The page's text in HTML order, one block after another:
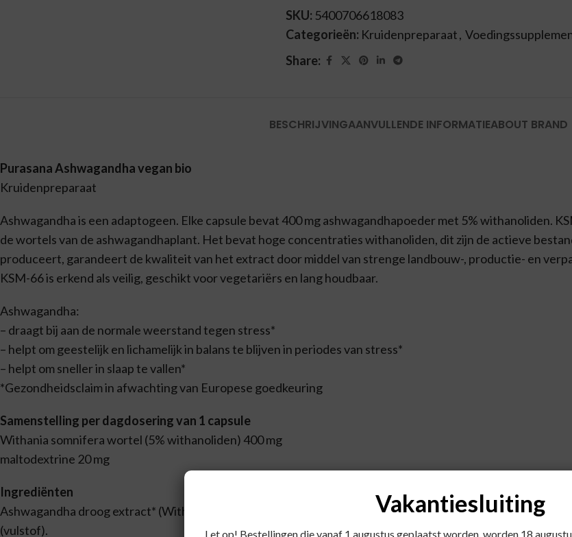
SKU: 5400706618083
Categorieën: Kruidenpreparaat,
Share:
BESCHRIJVINGAANVULLENDE INFORMATIEABOUT BRAND
Purasana Ashwagandha vegan bio
Kruidenpreparaat
Ashwagandha is een adaptogeen. Elke capsule bevat 400 mg ashwagandhapoeder met 5% withanoliden.
de wortels van de ashwagandhaplant. Het bevat hoge concentraties withanoliden, dit zijn de actieve
produceert, garandeert de kwaliteit van het extract door middel van strenge landbouw-, productie- en
KSM-66 is erkend als veilig, geschikt voor vegetariërs en lang houdbaar.
Ashwagandha:
– draagt bij aan de normale weerstand tegen stress*
– helpt om geestelijk en lichamelijk in balans te blijven in periodes van stress*
– helpt om sneller in slaap te vallen*
*Gezondheidsclaim in afwachting van Europese goedkeuring
Samenstelling per dagdosering van 1 capsule
Withania somnifera wortel (5% withanoliden) 400 mg
maltodextrine 20 mg
Ingrediënten
Ashwagandha droog extract* (Withania somnifera wortel gestandaardiseerd op 5% withanoliden),
(vulstof).
Vakantiesluiting
Let op! Bestellingen die vanaf 1 augustus geplaatst worden, worden 18